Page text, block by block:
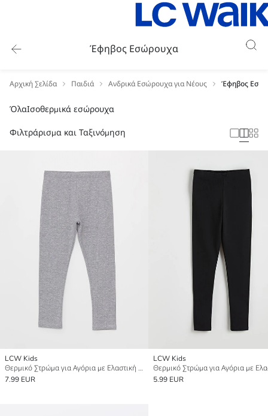
Έφηβος Εσώρουχα
Αρχική Σελίδα Παιδιά Ανδρικά Εσώρουχα για Νέους Έφηβος
ΌλαΙσοθερμικά εσώρουχα
Φιλτράρισμα και Ταξινόμηση
LCW Kids
Θερμικό Στρώμα για Αγόρια με Ελαστική Μέση
7.99 EUR
LCW Kids
5.99 EUR